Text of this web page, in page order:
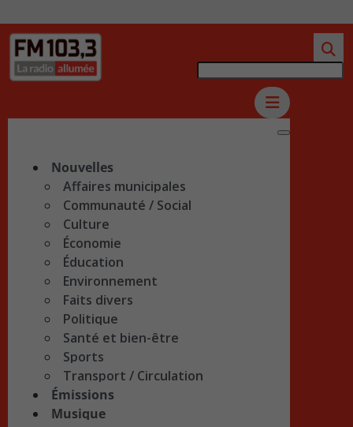
Nouvelles
Affaires municipales
Communauté / Social
Culture
Économie
Éducation
Environnement
Faits divers
Politique
Santé et bien-être
Sports
Transport / Circulation
Émissions
Musique